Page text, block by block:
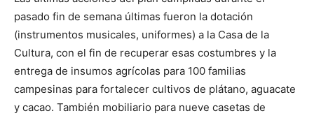
pasado fin de semana últimas fueron la dotación
(instrumentos musicales, uniformes) a la Casa de la
Cultura, con el fin de recuperar esas costumbres y la
entrega de insumos agrícolas para 100 familias
campesinas para fortalecer cultivos de plátano, aguacate
y cacao. También mobiliario para nueve casetas de